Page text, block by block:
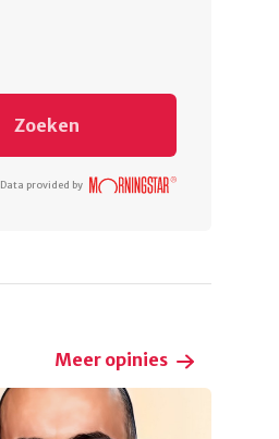
Zoeken
Data provided by
Meer opinies